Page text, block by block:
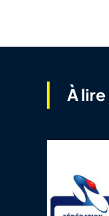
10
À